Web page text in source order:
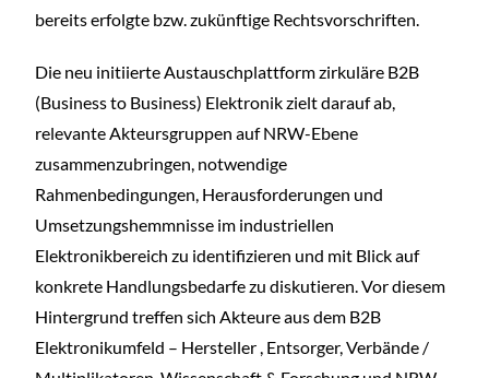
bereits erfolgte bzw. zukünftige Rechtsvorschriften.
Die neu initiierte Austauschplattform zirkuläre B2B
(Business to Business) Elektronik zielt darauf ab,
relevante Akteursgruppen auf NRW-Ebene
zusammenzubringen, notwendige
Rahmenbedingungen, Herausforderungen und
Umsetzungshemmnisse im industriellen
Elektronikbereich zu identifizieren und mit Blick auf
konkrete Handlungsbedarfe zu diskutieren. Vor diesem
Hintergrund treffen sich Akteure aus dem B2B
Elektronikumfeld – Hersteller , Entsorger, Verbände /